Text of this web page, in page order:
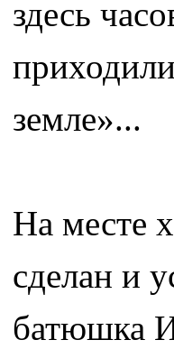
здесь
земле»...
На месте
сделан и
батюшка